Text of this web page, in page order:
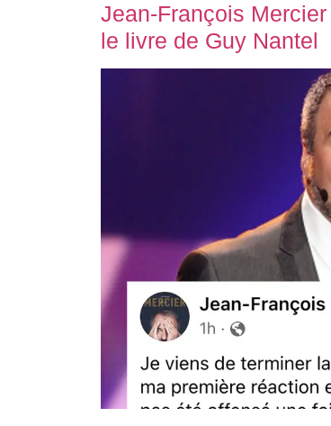
Jean-François
le livre de Guy Nantel